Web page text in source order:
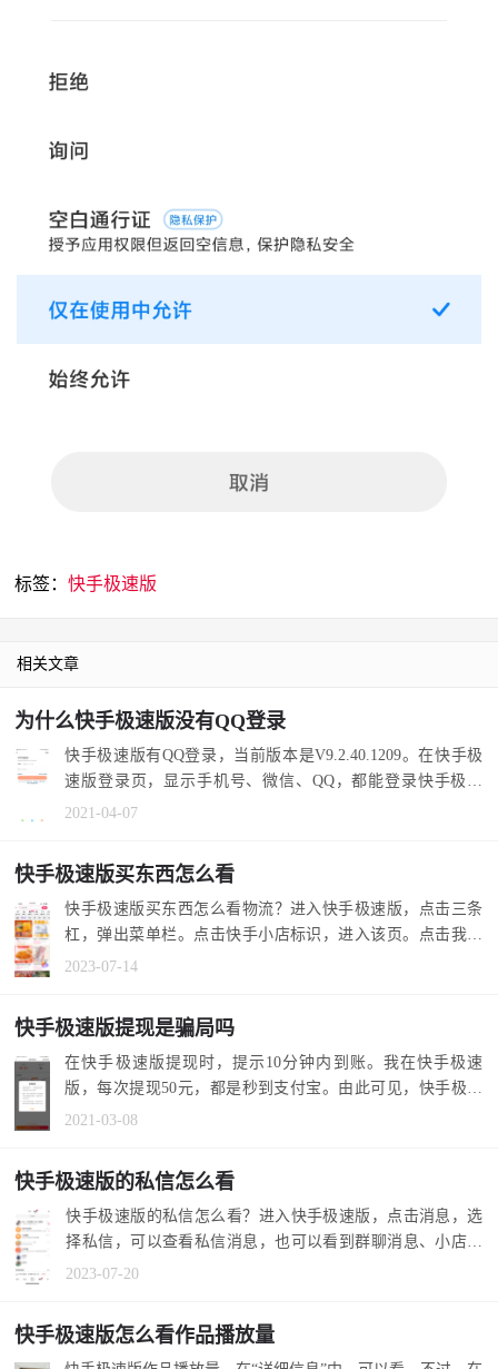
标签：快手极速版
相关文章
为什么快手极速版没有QQ登录
快手极速版有QQ登录，当前版本是V9.2.40.1209。在快手极
速版登录页，显示手机号、微信、QQ，都能登录快手极速
版。 首先，在快...
2021-04-07
快手极速版买东西怎么看
快手极速版买东西怎么看物流？进入快手极速版，点击三条
杠，弹出菜单栏。点击快手小店标识，进入该页。点击我的
订单，选择待...
2023-07-14
快手极速版提现是骗局吗
在快手极速版提现时，提示10分钟内到账。我在快手极速
版，每次提现50元，都是秒到支付宝。由此可见，快手极速
版提现不是骗局...
2021-03-08
快手极速版的私信怎么看
快手极速版的私信怎么看？进入快手极速版，点击消息，选
择私信，可以查看私信消息，也可以看到群聊消息、小店客
服。私信一栏...
2023-07-20
快手极速版怎么看作品播放量